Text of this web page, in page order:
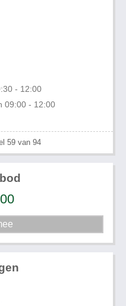
- 12:00
09:00 - 12:00
59 van 94